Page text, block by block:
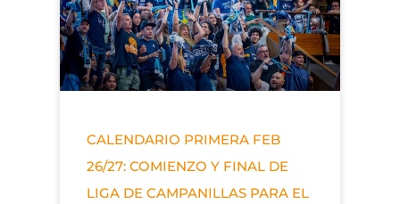
CALENDARIO PRIMERA FEB
26/27: COMIENZO Y FINAL DE
LIGA DE CAMPANILLAS PARA EL